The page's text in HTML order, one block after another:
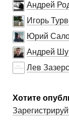
Андрей
Игорь
Юрий
Андрей
Лев
Хотите